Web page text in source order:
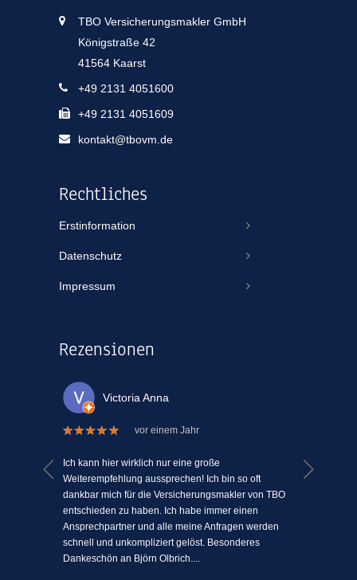
TBO Versicherungsmakler GmbH
Königstraße 42
41564 Kaarst
+49 2131 4051600
+49 2131 4051609
kontakt@tbovm.de
Rechtliches
Erstinformation
Datenschutz
Impressum
Rezensionen
Victoria Anna
vor einem Jahr
Ich kann hier wirklich nur eine große
Weiterempfehlung aussprechen! Ich bin so oft
dankbar mich für die Versicherungsmakler von TBO
entschieden zu haben. Ich habe immer einen
Ansprechpartner und alle meine Anfragen werden
schnell und unkompliziert gelöst. Besonderes
Dankeschön an Björn Olbrich....